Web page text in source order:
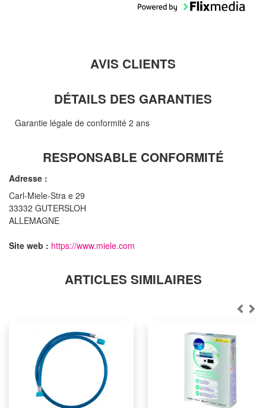
AVIS CLIENTS
DÉTAILS DES GARANTIES
Garantie légale de conformité 2 ans
RESPONSABLE CONFORMITÉ
Adresse :
Carl-Miele-Stra e 29
33332 GUTERSLOH
ALLEMAGNE
Site web : https://www.miele.com
ARTICLES SIMILAIRES